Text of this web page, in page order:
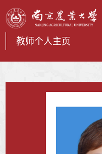
教师个人主页